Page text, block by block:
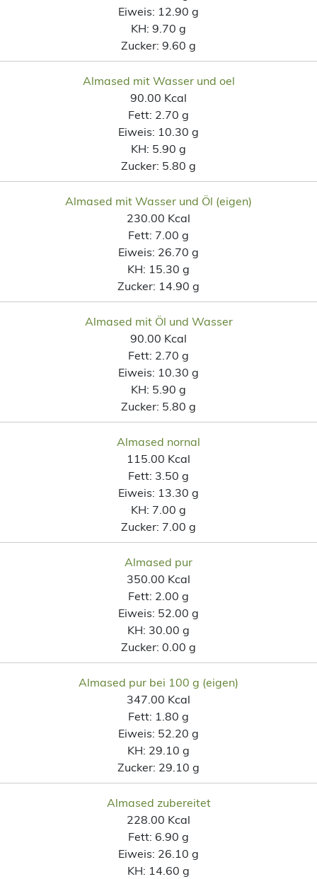
Eiweis: 12.90 g
KH: 9.70 g
Zucker: 9.60 g
Almased mit Wasser und oel
90.00 Kcal
Fett: 2.70 g
Eiweis: 10.30 g
KH: 5.90 g
Zucker: 5.80 g
Almased mit Wasser und Öl (eigen)
230.00 Kcal
Fett: 7.00 g
Eiweis: 26.70 g
KH: 15.30 g
Zucker: 14.90 g
Almased mit Öl und Wasser
90.00 Kcal
Fett: 2.70 g
Eiweis: 10.30 g
KH: 5.90 g
Zucker: 5.80 g
Almased nornal
115.00 Kcal
Fett: 3.50 g
Eiweis: 13.30 g
KH: 7.00 g
Zucker: 7.00 g
Almased pur
350.00 Kcal
Fett: 2.00 g
Eiweis: 52.00 g
KH: 30.00 g
Zucker: 0.00 g
Almased pur bei 100 g (eigen)
347.00 Kcal
Fett: 1.80 g
Eiweis: 52.20 g
KH: 29.10 g
Zucker: 29.10 g
Almased zubereitet
228.00 Kcal
Fett: 6.90 g
Eiweis: 26.10 g
KH: 14.60 g